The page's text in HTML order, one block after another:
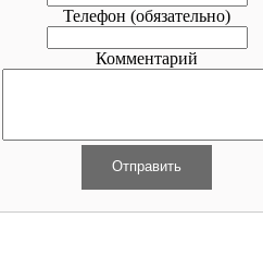
Телефон (обязательно)
Комментарий